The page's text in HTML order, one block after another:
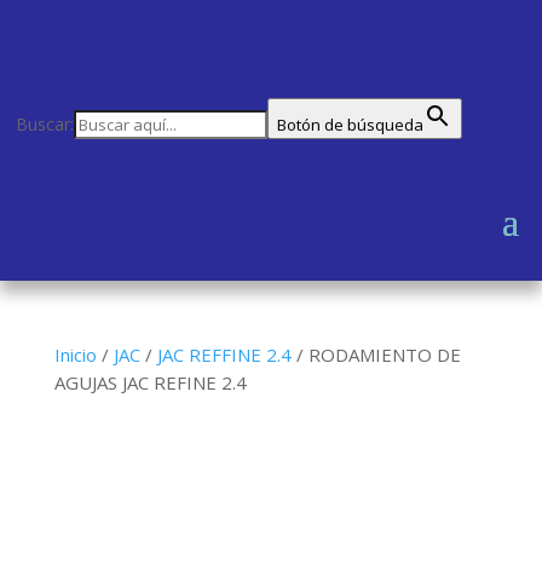
Buscar: Botón de búsqueda
Inicio / JAC/ JAC REFFINE 2.4/ RODAMIENTO DE
AGUJAS JAC REFINE 2.4